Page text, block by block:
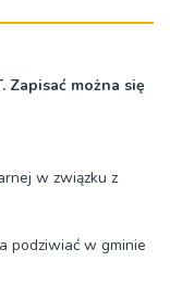
Zapisać można się
w związku z
podziwiać w gminie